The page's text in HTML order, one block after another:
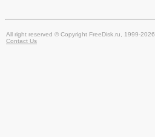
All right reserved © Copyright FreeDisk.ru, 1999-2026
Contact Us